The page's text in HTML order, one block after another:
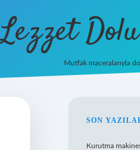
Lezzet
Mutfak maceralarıyla
SON
Kurutma